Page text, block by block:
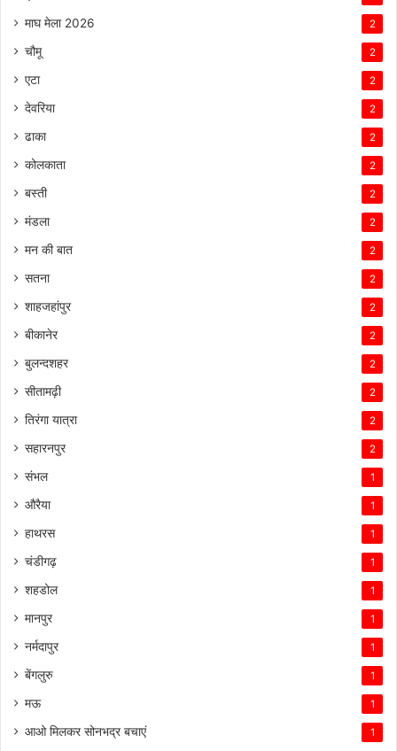
माघ मेला 2026 2
चौमू 2
एटा 2
देवरिया 2
ढाका 2
कोलकाता 2
बस्ती 2
मंडला 2
मन की बात 2
सतना 2
शाहजहांपुर 2
बीकानेर 2
बुलन्दशहर 2
सीतामढ़ी 2
तिरंगा यात्रा 2
सहारनपुर 2
संभल 1
औरैया 1
हाथरस 1
चंडीगढ़ 1
शहडोल 1
मानपुर 1
नर्मदापुर 1
बेंगलुरु 1
मऊ 1
आओ मिलकर सोनभद्र बचाएं 1